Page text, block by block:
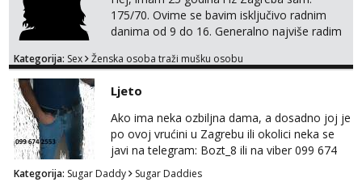
175/70. Ovime se bavim isključivo radnim
danima od 9 do 16. Generalno najviše radim
druženja u diskreciji, vjerovatno ćemo si
također, nisam zainteresirana za one and
done susrete. Ako se nalaziš u ovome, javi
mi se na WhatsApp sa nečime o sebi i tome
što voliš seksualno za daljnji d...
Kategorija: Sex Ženska osoba traži mušku osobu
Ljeto
Ako ima neka ozbiljna dama, a dosadno joj je
po ovoj vrućini u Zagrebu ili okolici neka se
javi na telegram: Bozt_8 ili na viber 099 674
2553.
Kategorija: Sugar Daddy Sugar Daddies